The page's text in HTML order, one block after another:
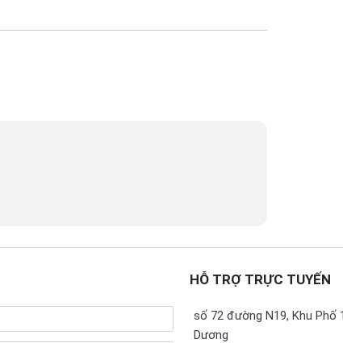
HỖ TRỢ TRỰC TUYẾN
số 72 đường N19, Khu Phố
Dương